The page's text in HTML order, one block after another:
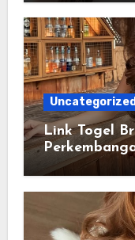
Link Togel
Digital Masa